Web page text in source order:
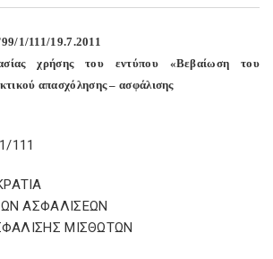
1/111/19.7.2011
χρήσης του εντύπου «Βεβαίωση του
απασχόλησης – ασφάλισης
111
ΑΣΦΑΛΙΣΕΩΝ
ΜΙΣΘΩΤΩΝ